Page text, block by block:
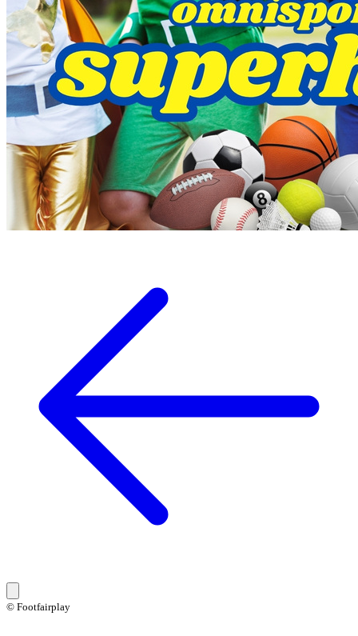
© Footfairplay